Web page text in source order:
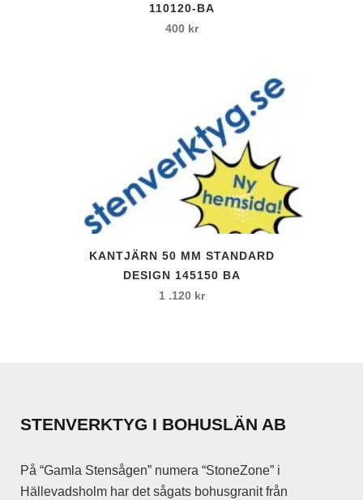
110120-BA
400 kr
KANTJÄRN 50 MM STANDARD
DESIGN 145150 BA
1 .120 kr
STENVERKTYG I BOHUSLÄN AB
På “Gamla Stensågen” numera “StoneZone” i
Hällevadsholm har det sågats bohusgranit från